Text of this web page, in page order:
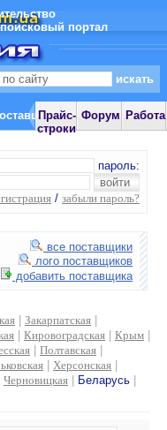
портал
Прайс-
строки
Форум Работа
пароль:
/ забыли пароль?
все поставщики
лого поставщиков
добавить поставщика
Закарпатская
Кировоградская Крым
Полтавская
Херсонская
Черновицкая Беларусь